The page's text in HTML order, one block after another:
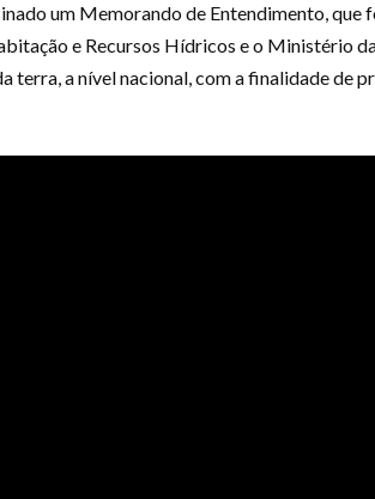
um Memorando de Entendimento,
e Recursos Hídricos e o Ministério
terra, a nível nacional, com a finalidade de